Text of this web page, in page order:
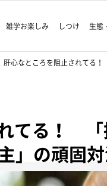
雑学お楽しみ しつけ 生態
肝心なところを阻止されてる
てる！ 「
」の頑固